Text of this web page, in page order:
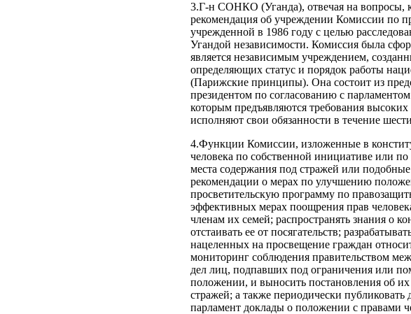
3.Г-н СОНКО (Уганда), отвечая на вопросы,
рекомендация об учреждении Комиссии по
учрежденной в 1986 году с целью
Угандой независимости. Комиссия была
является независимым учреждением,
определяющих статус и порядок работы
(Парижские принципы). Она состоит из
президентом по согласованию с
которым предъявляются требования
исполняют свои обязанности в течение
4.Функции Комиссии, изложенные в
человека по собственной инициативе или
места содержания под стражей или
рекомендации о мерах по улучшению
просветительскую программу по
эффективных мерах поощрения прав
членам их семей; распространять знания о
отстаивать ее от посягательств;
нацеленных на просвещение граждан
мониторинг соблюдения правительством
дел лиц, подпавших под ограничения или
положении, и выносить постановления об
стражей; а также периодически публиковать
парламент доклады о положении с правами